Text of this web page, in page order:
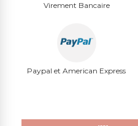
Virement Bancaire
Paypal et American Express